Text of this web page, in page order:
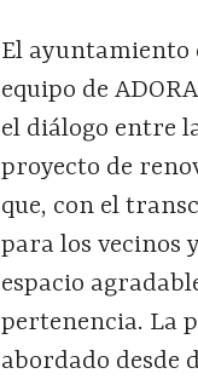
El ayuntamiento
equipo de
el diálogo entre
proyecto de
que, con el
para los vecinos
espacio
pertenencia. La
abordado desde